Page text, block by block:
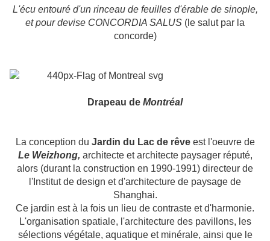
L'écu entouré d'un rinceau de feuilles d'érable de sinople,
et pour devise CONCORDIA SALUS (le salut par la
concorde)
Drapeau de Montréal
La conception du Jardin du Lac de rêve est l'oeuvre de
Le Weizhong, architecte et architecte paysager réputé,
alors (durant la construction en 1990-1991) directeur de
l'Institut de design et d'architecture de paysage de
Shanghai.
Ce jardin est à la fois un lieu de contraste et d'harmonie.
L'organisation spatiale, l'architecture des pavillons, les
sélections végétale, aquatique et minérale, ainsi que le